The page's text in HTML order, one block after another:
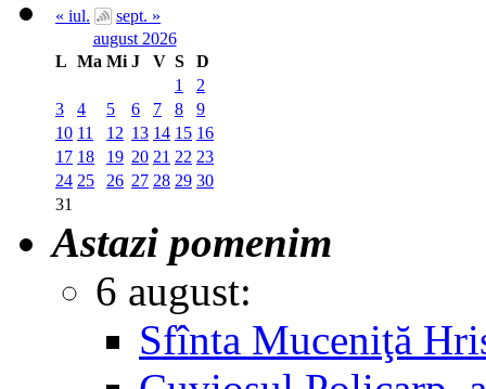
« iul.
sept. »
august 2026
L Ma Mi J V S
D
1
2
3
4 5 6 7 8
9
10 11 12 13 14 15 16
17 18 19 20 21 22 23
24 25 26 27 28 29 30
31
Astazi pomenim
6 august:
Sfînta Muceniţă